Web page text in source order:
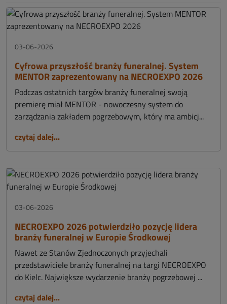
03-06-2026
Cyfrowa przyszłość branży funeralnej. System
MENTOR zaprezentowany na NECROEXPO 2026
Podczas ostatnich targów branży funeralnej swoją
premierę miał MENTOR - nowoczesny system do
zarządzania zakładem pogrzebowym, który ma ambicj...
czytaj dalej...
03-06-2026
NECROEXPO 2026 potwierdziło pozycję lidera
branży funeralnej w Europie Środkowej
Nawet ze Stanów Zjednoczonych przyjechali
przedstawiciele branży funeralnej na targi NECROEXPO
do Kielc. Największe wydarzenie branży pogrzebowej ...
czytaj dalej...